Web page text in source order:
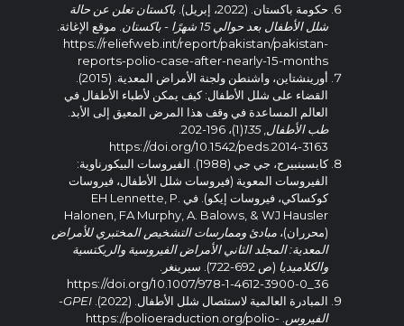
حكومة باكستان. (2022، إبريل).
باكستان تعلن عن حالة
شلل الأطفال بعد حوالي 15 شهرًا - باكستان
. موقع الإغاثة.
https://reliefweb.int/report/pakistan/pakistan-
reports-polio-case-after-nearly-15-months
أورينشتاين، واشنطن ولجنة الأمراض المعدية. (2015).
القضاء على شلل الأطفال: كيف يمكن لأطباء الأطفال في
العالم المساعدة في وقف هذا المرض المعيق إلى الأبد.
طب الأطفال,
135
(1)، 196-202.
https://doi.org/10.1542/peds.2014-3163
كابسينبيرج، جي جي (1988). الفيروسات البيكورناوية:
الفيروسات المعوية (فيروسات شلل الأطفال، فيروسات
كوكساكي، فيروسات إيكو). في EH Lennette, P.
Halonen, FA Murphy, A. Balows, & WJ Hausler
(محرران)، مبادئ وممارسات التشخيص المختبري للأمراض
المعدية: المجلد الثاني الأمراض الفيروسية والريكتسية
والكلاميديا
(ص 692-722). سبرينغر.
https://doi.org/10.1007/978-1-4612-3900-0_36
المبادرة العالمية لاستئصال شلل الأطفال. (2022).
GPEI-
الفيروس . https://polioeraduction.org/polio-